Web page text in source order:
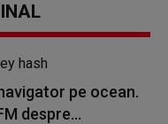
pe ocean.
despre...